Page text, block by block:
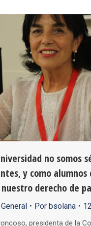
no somos
y como alumnos
derecho de
Por bsolana
presidenta de la